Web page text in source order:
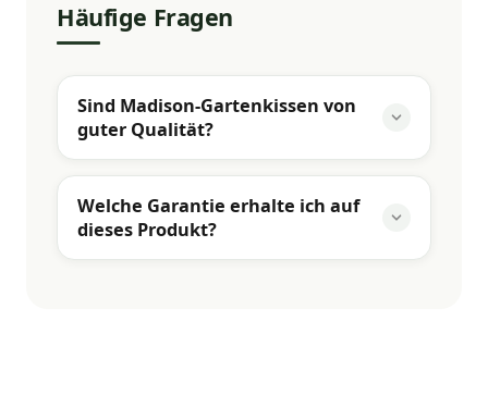
Häufige Fragen
Sind Madison-Gartenkissen von
guter Qualität?
Welche Garantie erhalte ich auf
dieses Produkt?